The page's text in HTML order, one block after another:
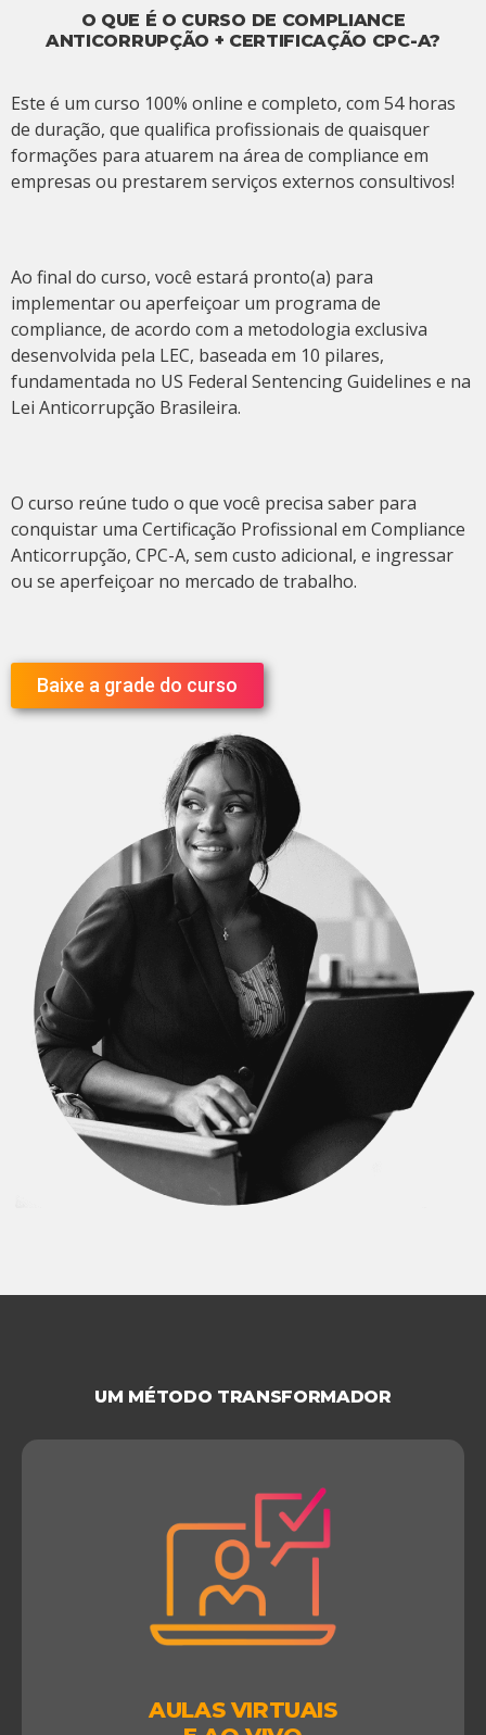
O QUE É O CURSO DE COMPLIANCE
ANTICORRUPÇÃO + CERTIFICAÇÃO CPC-A?
Este é um curso 100% online e completo, com 54 horas
de duração, que qualifica profissionais de quaisquer
formações para atuarem na área de compliance em
empresas ou prestarem serviços externos consultivos!
Ao final do curso, você estará pronto(a) para
implementar ou aperfeiçoar um programa de
compliance, de acordo com a metodologia exclusiva
desenvolvida pela LEC, baseada em 10 pilares,
fundamentada no US Federal Sentencing Guidelines e na
Lei Anticorrupção Brasileira.
O curso reúne tudo o que você precisa saber para
conquistar uma Certificação Profissional em Compliance
Anticorrupção, CPC-A, sem custo adicional, e ingressar
ou se aperfeiçoar no mercado de trabalho.
Baixe a grade do curso
UM MÉTODO TRANSFORMADOR
AULAS VIRTUAIS